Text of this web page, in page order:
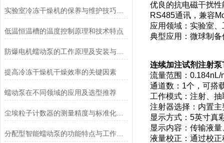
低温恒温槽的温度控制原理和技术特点
防爆电机蠕动泵的工作原理及安装与配管
提高冷冻干燥机干燥效率的关键因素
蠕动泵在不同领域的应用及选型推荐
尘埃粒子计数器的测量精度与标准化方法
分配型智能蠕动泵的功能特点与工作模式介绍
优良的抗电磁干扰
RS485通讯，兼容
应用领域：实验室
典型应用：微球制
连续加注试剂注射
流量范围：
通道数：1个，可搭
工作模式：注射、
注射器选择：内置
显示方式：5英寸真
显示内容：传输液
液量校正：通过校